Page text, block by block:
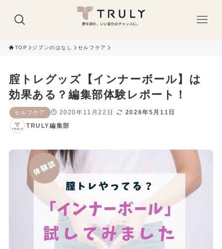
TOP ジブンのはなし セルフケア
腟トレグッズ【インナーボール】は
効果ある？編集部体験レポート！
セルフケア 2020年11月22日
2026年5月11日
TRULY編集部